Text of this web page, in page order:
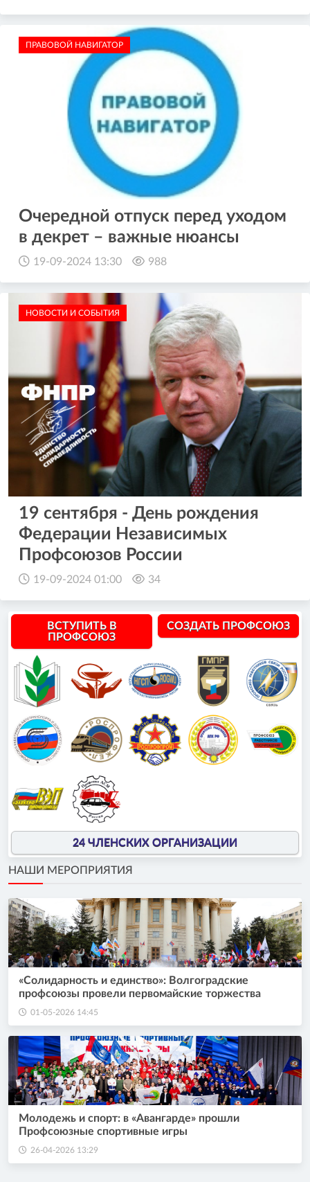
ПРАВОВОЙ НАВИГАТОР
Очередной отпуск перед уходом
в декрет – важные нюансы
19-09-2024 13:30 988
НОВОСТИ И СОБЫТИЯ
19 сентября - День рождения
Федерации Независимых
Профсоюзов России
19-09-2024 01:00 34
ВСТУПИТЬ В
ПРОФСОЮЗ
СОЗДАТЬ ПРОФСОЮЗ
24 ЧЛЕНСКИХ ОРГАНИЗАЦИИ
НАШИ МЕРОПРИЯТИЯ
«Солидарность и единство»: Волгоградские
профсоюзы провели первомайские торжества
01-05-2026 14:45
Молодежь и спорт: в «Авангарде» прошли
Профсоюзные спортивные игры
26-04-2026 13:29